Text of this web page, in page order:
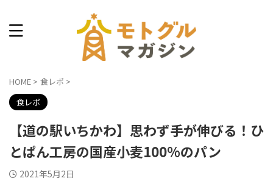
HOME > 食レポ >
食レポ
【道の駅いちかわ】思わず手が伸びる！ひ
とぱん工房の国産小麦100%のパン
2021年5月2日